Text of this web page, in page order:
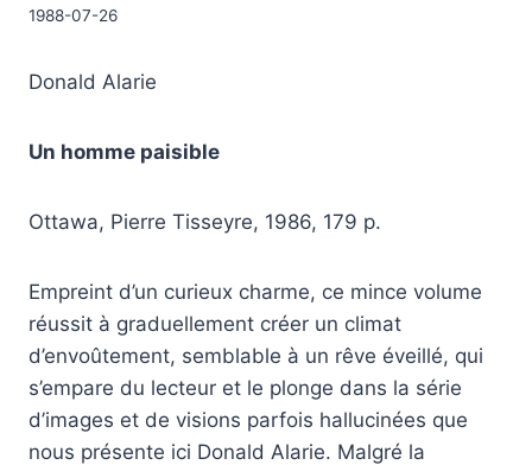
1988-07-26
Donald Alarie
Un homme paisible
Ottawa, Pierre Tisseyre, 1986, 179 p.
Empreint d’un curieux charme, ce mince volume
réussit à graduellement créer un climat
d’envoûtement, semblable à un rêve éveillé, qui
s’empare du lecteur et le plonge dans la série
d’images et de visions parfois hallucinées que
nous présente ici Donald Alarie. Malgré la